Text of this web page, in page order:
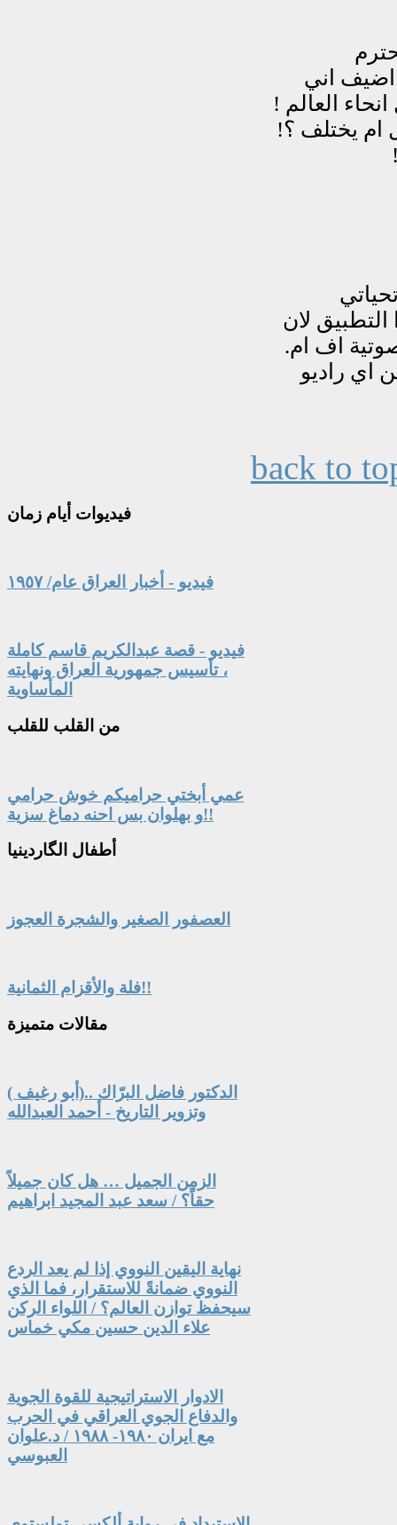
back to
فيديوات أيام زمان
فيديو - أخبار العراق عام/ ١٩٥٧
فيديو - قصة عبدالكريم قاسم كاملة
، تأسيس جمهورية العراق ونهايته
المأساوية
من القلب للقلب
عمي أبختي حراميكم خوش حرامي
و بهلوان بس احنه دماغ سزية!!
أطفال الگاردينيا
العصفور الصغير والشجرة العجوز
فلة والأقزام الثمانية!!
مقالات متميزة
الدكتور فاضل البرّاك ..(أبو رغيف )
وتزوير التاريخ - أحمد العبدالله
الزمن الجميل … هل كان جميلاً
حقاً؟ / سعد عبد المجيد ابراهيم
نهاية اليقين النووي إذا لم يعد الردع
النووي ضمانةً للاستقرار، فما الذي
سيحفظ توازن العالم؟ / اللواء الركن
علاء الدين حسين مكي خماس
الادوار الاستراتيجية للقوة الجوية
والدفاع الجوي العراقي في الحرب
مع ايران ١٩٨٠- ١٩٨٨ / د.علوان
العبوسي